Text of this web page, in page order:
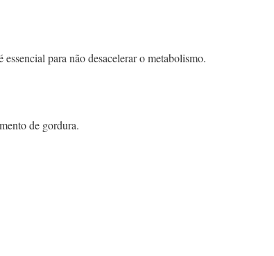
para não desacelerar o metabolismo.
de gordura.